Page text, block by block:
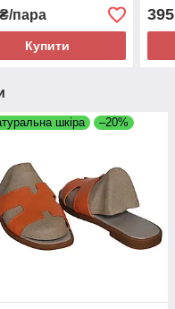
116103
пара
Купити
395
шкіра –20%